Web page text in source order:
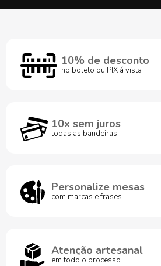
10% de desconto
no boleto ou PIX á vista
10x sem juros
todas as bandeiras
Personalize mesas
com marcas e frases
Atenção artesanal
em todo o processo